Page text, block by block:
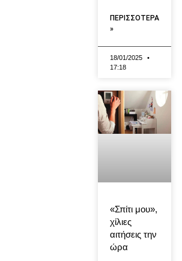
ΠΕΡΙΣΣΟΤΕΡΑ
»
18/01/2025
17:18
«Σπίτι μου»,
χίλιες
αιτήσεις την
ώρα